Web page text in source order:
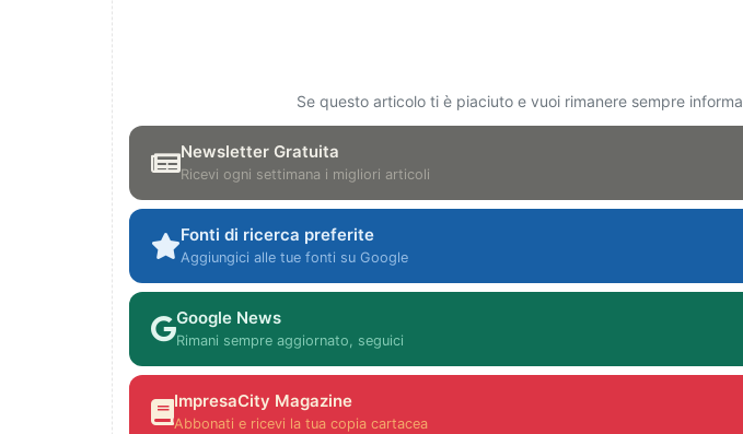
Se questo articolo ti è piaciuto e vuoi rimanere sempre
Newsletter Gratuita
Ricevi ogni settimana i migliori articoli
Fonti di ricerca preferite
Aggiungici alle tue fonti su Google
Google News
Rimani sempre aggiornato, seguici
ImpresaCity Magazine
Abbonati e ricevi la tua copia cartacea